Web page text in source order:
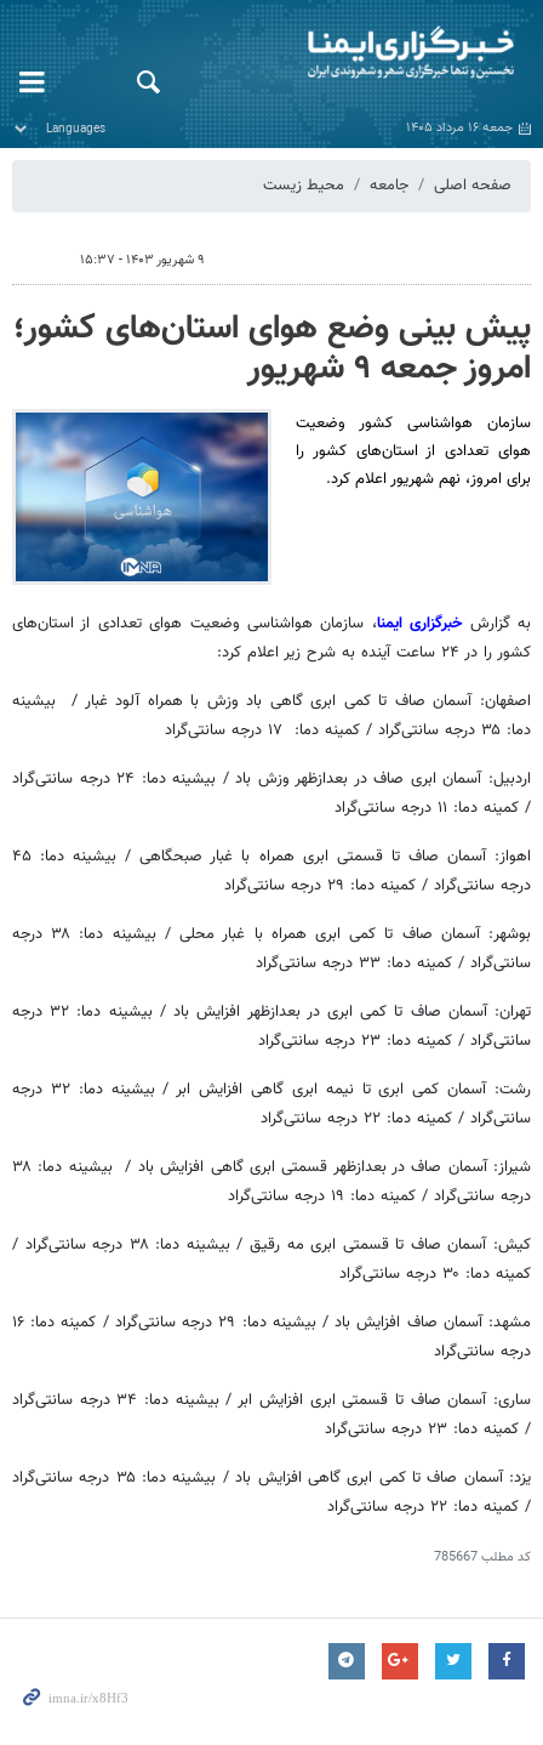
جمعه ۱۶ مرداد ۱۴۰۵
صفحه اصلی جامعه محیط زیست
۹ شهریور ۱۴۰۳ - ۱۵:۳۷
پیش بینی وضع هوای استان‌های کشور؛
امروز جمعه ۹ شهریور
سازمان هواشناسی کشور وضعیت
هوای تعدادی از استان‌های کشور را
برای امروز، نهم شهریور اعلام کرد.
به گزارشخبرگزاری ایمنا، سازمان هواشناسی وضعیت هوای تعدادی از استان‌های
کشور را در ۲۴ ساعت آینده به شرح زیر اعلام کرد:
اصفهان: آسمان صاف تا کمی ابری گاهی باد وزش با همراه آلود غبار / ‏‏‏ بیشینه
دما: ۳۵ درجه سانتی‌گراد / کمینه دما: ‬ ۱۷ درجه سانتی‌گراد
اردبیل: آسمان ابری صاف در بعدازظهر وزش باد / بیشینه دما: ۲۴ درجه سانتی‌گراد
/ کمینه دما: ۱۱ درجه سانتی‌گراد
اهواز: آسمان صاف تا قسمتی ابری همراه با غبار صبحگاهی / بیشینه دما: ۴۵
درجه سانتی‌گراد / کمینه دما: ۲۹ درجه سانتی‌گراد
بوشهر: آسمان صاف تا کمی ابری همراه با غبار محلی / بیشینه دما: ۳۸ درجه
سانتی‌گراد / کمینه دما: ۳۳ درجه سانتی‌گراد
تهران: آسمان صاف تا کمی ابری در بعدازظهر افزایش باد / بیشینه دما: ۳۲ درجه
سانتی‌گراد / کمینه دما: ۲۳ درجه سانتی‌گراد
رشت: آسمان کمی ابری تا نیمه ابری گاهی افزایش ابر / بیشینه دما: ۳۲ درجه
سانتی‌گراد / کمینه دما: ۲۲ درجه سانتی‌گراد
درجه سانتی‌گراد / کمینه دما: ۱۹ درجه سانتی‌گراد
کیش: آسمان صاف تا قسمتی ابری مه رقیق / بیشینه دما: ۳۸ درجه سانتی‌گراد /
کمینه دما: ۳۰ درجه سانتی‌گراد
مشهد: آسمان صاف افزایش باد / بیشینه دما: ۲۹ درجه سانتی‌گراد / کمینه دما: ۱۶
درجه سانتی‌گراد
ساری: آسمان صاف تا قسمتی ابری افزایش ابر / بیشینه دما: ۳۴ درجه سانتی‌گراد
/ کمینه دما: ۲۳ درجه سانتی‌گراد
یزد: آسمان صاف تا کمی ابری گاهی افزایش باد / بیشینه دما: ۳۵ درجه سانتی‌گراد
/ کمینه دما: ۲۲ درجه سانتی‌گراد
کد مطلب785667